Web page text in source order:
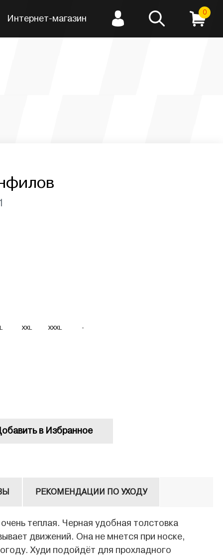
Интернет-магазин
0
XXL XXXL -
в Избранное
РЕКОМЕНДАЦИИ ПО УХОДУ
теплая. Черная удобная толстовка
движений. Она не мнется при носке,
Худи подойдёт для прохладного